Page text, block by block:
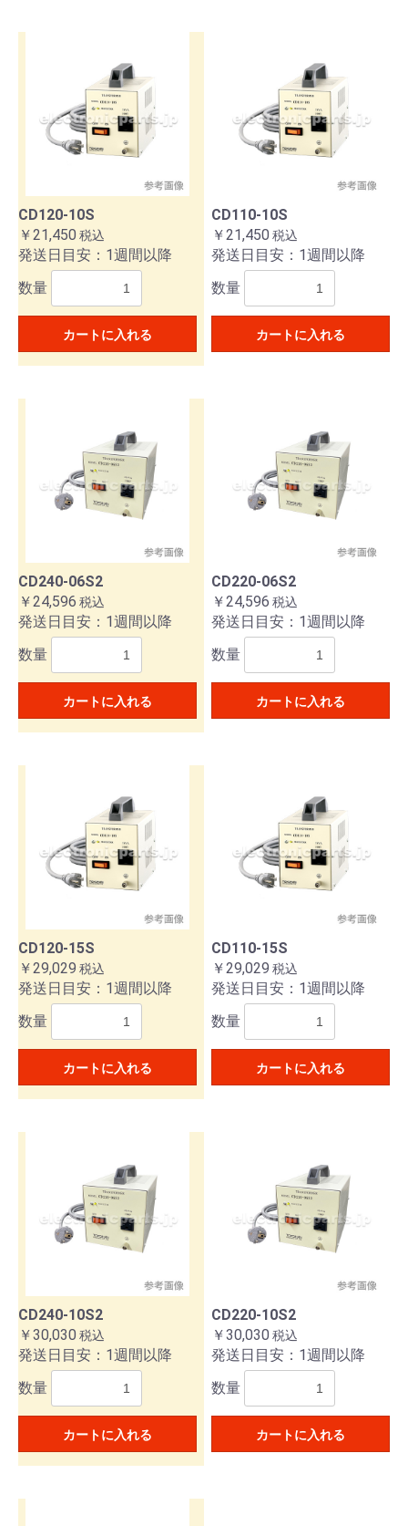
CD120-10S
￥21,450 税込
発送日目安：1週間以降
数量
カートに入れる
CD110-10S
￥21,450 税込
発送日目安：1週間以降
数量
カートに入れる
CD240-06S2
￥24,596 税込
発送日目安：1週間以降
数量
カートに入れる
CD220-06S2
￥24,596 税込
発送日目安：1週間以降
数量
カートに入れる
CD120-15S
￥29,029 税込
発送日目安：1週間以降
数量
カートに入れる
CD110-15S
￥29,029 税込
発送日目安：1週間以降
数量
カートに入れる
CD240-10S2
￥30,030 税込
発送日目安：1週間以降
数量
カートに入れる
CD220-10S2
￥30,030 税込
発送日目安：1週間以降
数量
カートに入れる